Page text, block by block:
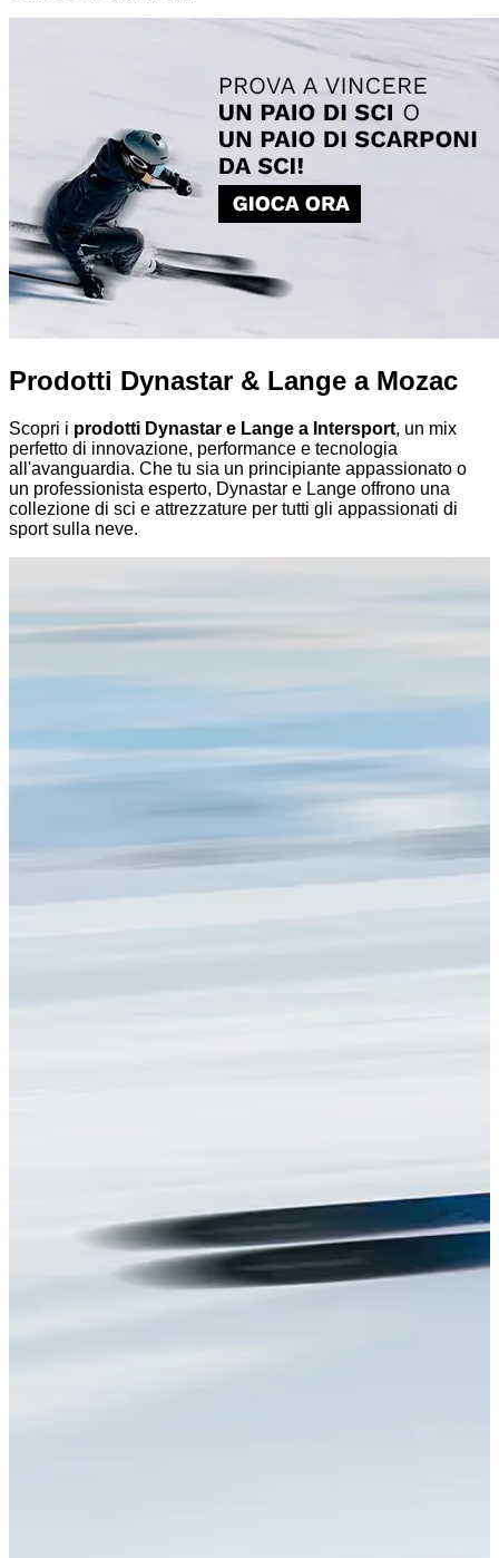
Prodotti Dynastar & Lange a Mozac
Scopri i prodotti Dynastar e Lange a Intersport, un mix
perfetto di innovazione, performance e tecnologia
all'avanguardia. Che tu sia un principiante appassionato o
un professionista esperto, Dynastar e Lange offrono una
collezione di sci e attrezzature per tutti gli appassionati di
sport sulla neve.